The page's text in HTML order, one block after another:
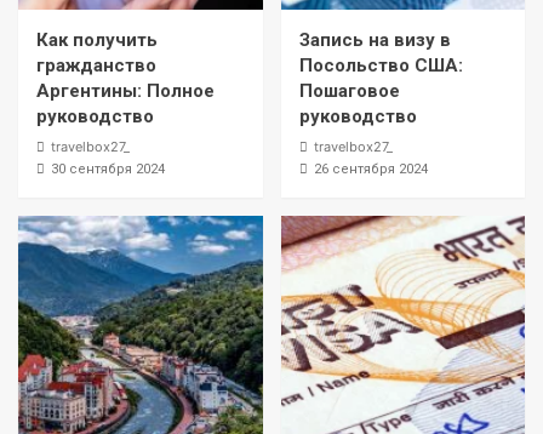
Как получить
гражданство
Аргентины: Полное
руководство
travelbox27_
30 сентября 2024
Запись на визу в
Посольство США:
Пошаговое
руководство
travelbox27_
26 сентября 2024